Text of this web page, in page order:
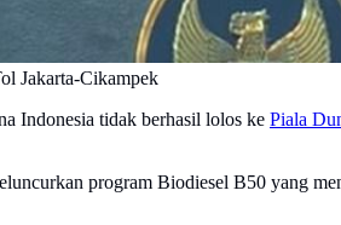
Jakarta-Cikampek
Indonesia tidak berhasil lolos ke Piala
program Biodiesel B50 yang